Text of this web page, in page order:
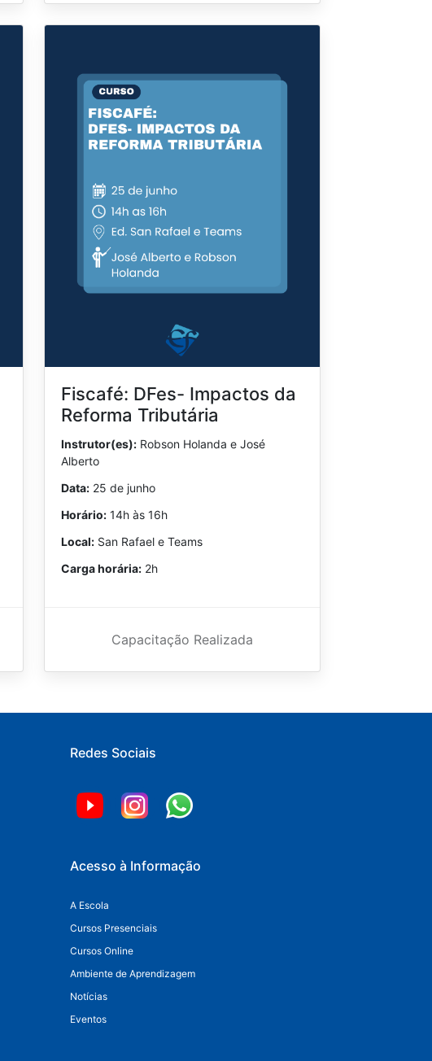
Fiscafé: DFes- Impactos da
Reforma Tributária
Instrutor(es): Robson Holanda e José
Alberto
Data: 25 de junho
Horário: 14h às 16h
Local: San Rafael e Teams
Carga horária: 2h
Capacitação Realizada
Redes Sociais
Acesso à Informação
A Escola
Cursos Presenciais
Cursos Online
Ambiente de Aprendizagem
Notícias
Eventos